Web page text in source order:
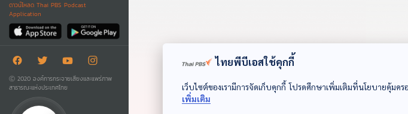
ดาวน์โหลด Thai PBS Podcast
Application
Ⓒ 2020 องค์การกระจายเสียงและแพร่ภาพ
สาธารณะแห่งประเทศไทย
"อังกฤษ-จีน" หาทาง
ลงวิกฤตโลก ?
ไทยพีบีเอสใช้คุกกี้
เว็บไซต์ของเรามีการจัดเก็บคุกกี้ โปรดศึกษาเพิ่มเติมที่นโยบายคุ้มค
เพิ่มเติม